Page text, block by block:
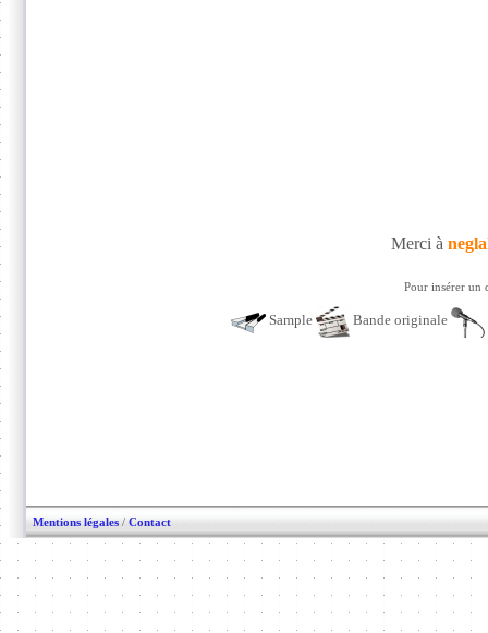
Merci à
Pour insérer un
Sample Bande originale
Mentions légales / Contact